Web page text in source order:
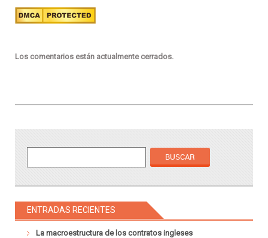
Los comentarios están actualmente cerrados.
ENTRADAS RECIENTES
La macroestructura de los contratos ingleses